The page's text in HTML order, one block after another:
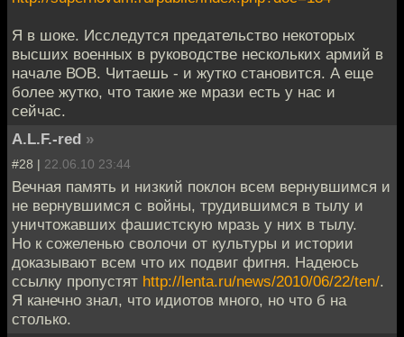
Я в шоке. Исследутся предательство некоторых
высших военных в руководстве нескольких армий в
начале ВОВ. Читаешь - и жутко становится. А еще
более жутко, что такие же мрази есть у нас и
сейчас.
A.L.F.-red »
#28 | 22.06.10 23:44
Вечная память и низкий поклон всем вернувшимся и
не вернувшимся с войны, трудившимся в тылу и
уничтожавших фашистскую мразь у них в тылу.
Но к сожеленью сволочи от культуры и истории
доказывают всем что их подвиг фигня. Надеюсь
ссылку пропустят http://lenta.ru/news/2010/06/22/ten/.
Я канечно знал, что идиотов много, но что б на
столько.